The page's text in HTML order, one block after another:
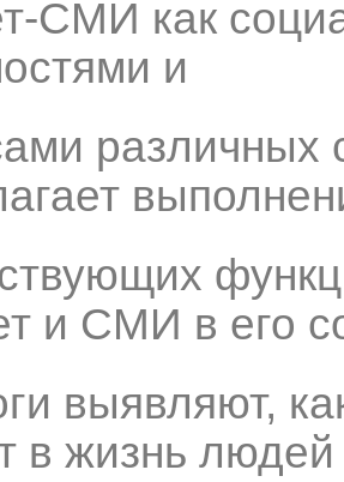
СМИ как
и
различных
и СМИ в его
выявляют,
в жизнь людей